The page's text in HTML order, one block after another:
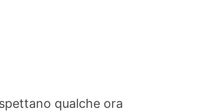
qualche ora